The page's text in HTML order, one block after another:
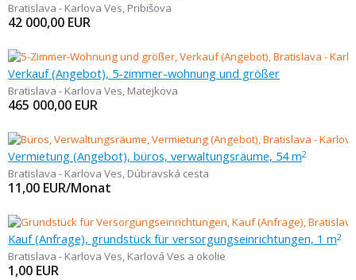
Bratislava - Karlova Ves, Pribišova
42 000,00 EUR
Verkauf (Angebot), 5-zimmer-wohnung und größer
Bratislava - Karlova Ves, Matejkova
465 000,00 EUR
Vermietung (Angebot), büros, verwaltungsräume, 54 m2
Bratislava - Karlova Ves, Dúbravská cesta
11,00 EUR/Monat
Kauf (Anfrage), grundstück für versorgungseinrichtungen, 1 m2
Bratislava - Karlova Ves, Karlová Ves a okolie
1,00 EUR